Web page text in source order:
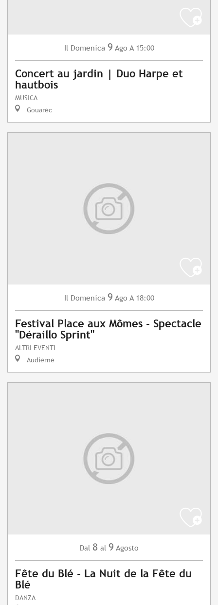
Il Domenica 9 Ago A 15:00
Concert au jardin | Duo Harpe et
hautbois
MUSICA
Gouarec
Il Domenica 9 Ago A 18:00
Festival Place aux Mômes - Spectacle
"Déraillo Sprint"
ALTRI EVENTI
Audierne
Dal 8 al 9 Agosto
Fête du Blé - La Nuit de la Fête du
Blé
DANZA